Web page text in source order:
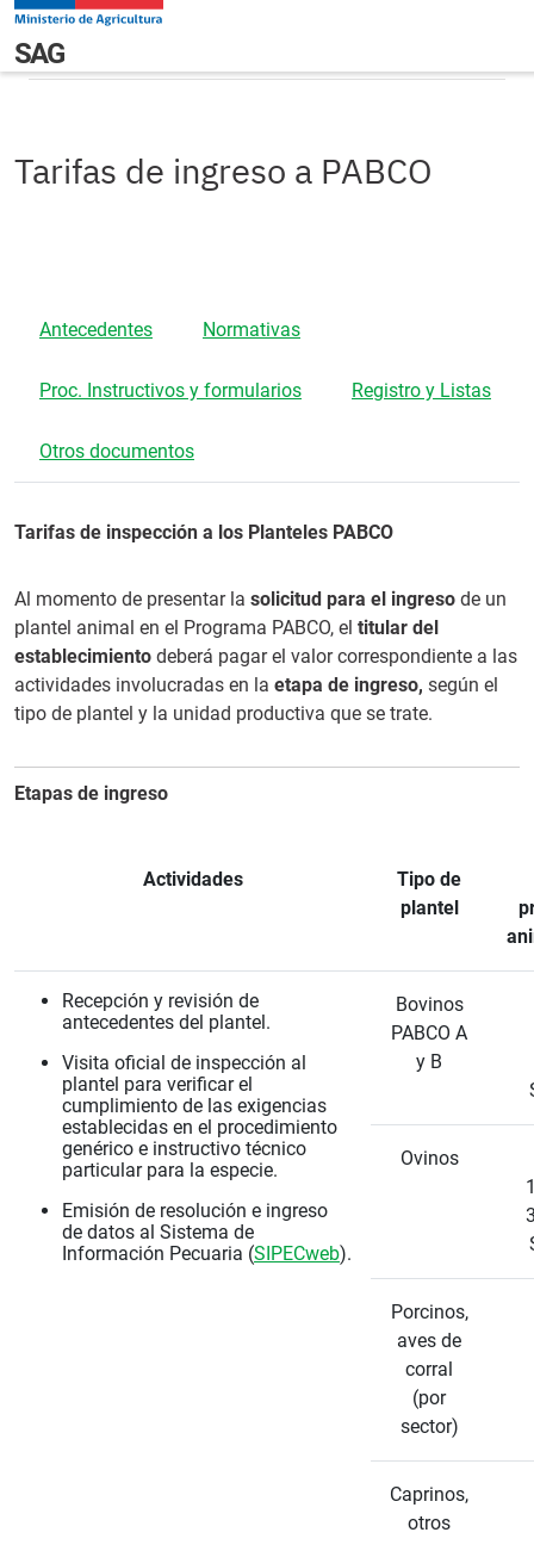
Pasar al contenido principal
Navegación principal
SAGTarifas de ingreso a PABCO
Tarifas de ingreso a PABCO
Antecedentes Normativas
Proc. Instructivos y formularios Registro y Listas
Otros documentos
Tarifas de inspección a los Planteles PABCO
Al momento de presentar la solicitud para el ingreso de un
plantel animal en el Programa PABCO, el titular del
establecimiento deberá pagar el valor correspondiente a las
actividades involucradas en la etapa de ingreso, según el
tipo de plantel y la unidad productiva que se trate.
Etapas de ingreso
Actividades
Tipo de
plantel
Recepción y revisión de
antecedentes del plantel.
Visita oficial de inspección al
plantel para verificar el
cumplimiento de las exigencias
establecidas en el procedimiento
genérico e instructivo técnico
particular para la especie.
Emisión de resolución e ingreso
de datos al Sistema de
Información Pecuaria (SIPECweb).
Bovinos
PABCO A
y B
Ovinos
Porcinos,
aves de
corral
(por
sector)
Caprinos,
otros